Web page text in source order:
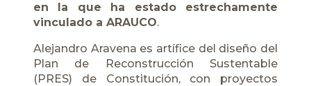
en la que ha estado estrechamente
vinculado a ARAUCO.
Alejandro Aravena es artífice del diseño del
Plan de Reconstrucción Sustentable
(PRES) de Constitución, con proyectos